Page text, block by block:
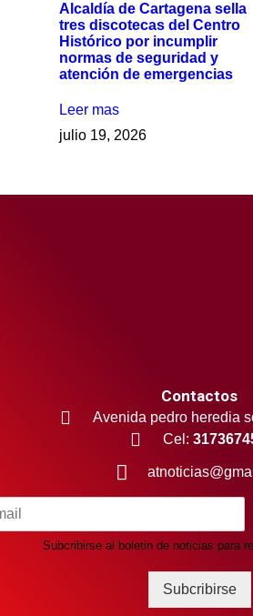
Alcaldía de Cartagena sella
tres discotecas del Centro
Histórico por incumplir
normas de seguridad y
atención de emergencias
Leer mas
julio 19, 2026
Contactos
Avenida pedro heredia
Cel:
Subcribirse al boletin de noticias para
Subcribirse